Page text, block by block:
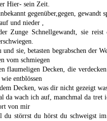
Hier- sein Zeit.
gegenüber,gegen, gewandt
und nieder ,
Zunge Schnellgewandt, sie
sie, betasten begrabschen der
vom schmiegen
flaumeligen Decken, die
entblössen
Decken, was dir nicht gezeigt
da wach ich auf, manchmal da tret
von mir
du störrst du hörst du schweigst